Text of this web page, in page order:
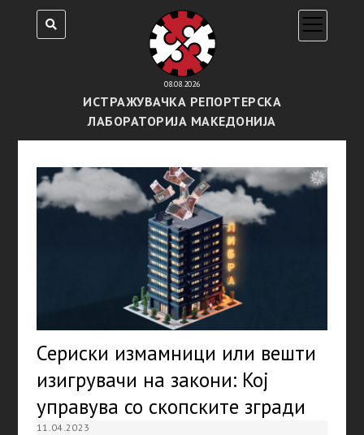
08.08.2026
ИСТРАЖУВАЧКА РЕПОРТЕРСКА
ЛАБОРАТОРИЈА МАКЕДОНИЈА
open
menu
Сериски измамници или вешти
изигрувачи на закони: Кој
управува со скопските згради
11.04.2023